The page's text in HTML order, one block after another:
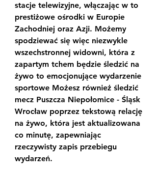
stacje telewizyjne, włączając w to
prestiżowe ośrodki w Europie
Zachodniej oraz Azji. Możemy
spodziewać się więc niezwykle
wszechstronnej widowni, która z
zapartym tchem będzie śledzić na
żywo to emocjonujące wydarzenie
sportowe Możesz również śledzić
mecz Puszcza Niepołomice - Śląsk
Wrocław poprzez tekstową relację
na żywo, która jest aktualizowana
co minutę, zapewniając
rzeczywisty zapis przebiegu
wydarzeń.